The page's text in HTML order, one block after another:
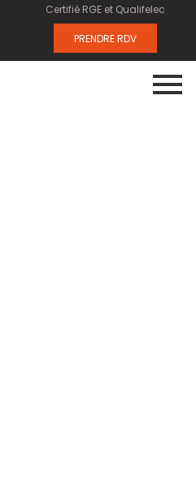
Certifié RGE et Qualifelec
PRENDRE RDV